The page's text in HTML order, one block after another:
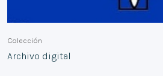
Colección
Archivo digital